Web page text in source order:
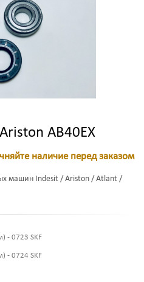
AB40EX
наличие перед заказом
машин Indesit / Ariston / Atlant /
- 0723 SKF
- 0724 SKF